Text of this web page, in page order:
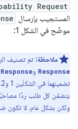
Request
المستجيب بإرسال
موضّح في الشكل 1:
ملاحظة: تم تصنيف
Response و
يتضمّن كل طلب ردًا
ولكن بشكل عام، لا تكون